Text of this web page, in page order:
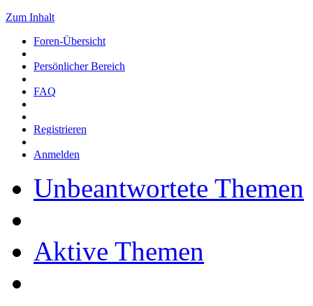
Zum Inhalt
Foren-Übersicht
Persönlicher Bereich
FAQ
Registrieren
Anmelden
Unbeantwortete Themen
Aktive Themen